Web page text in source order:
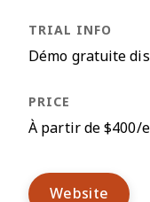
Démo gratuite
À partir de $400/
Website